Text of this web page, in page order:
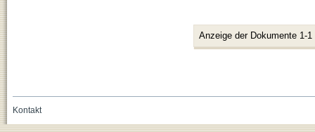
Anzeige der Dokumente 1-1
Kontakt